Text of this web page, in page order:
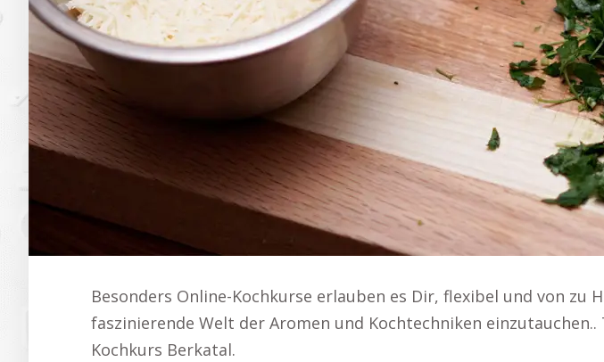
Besonders Online-Kochkurse erlauben es Dir, flexibel und von zu
faszinierende Welt der Aromen und Kochtechniken einzutauchen..
Kochkurs Berkatal.